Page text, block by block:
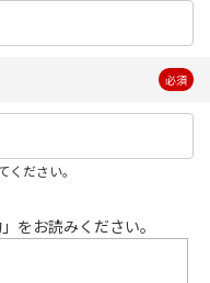
必須
ださい。
をお読みください。